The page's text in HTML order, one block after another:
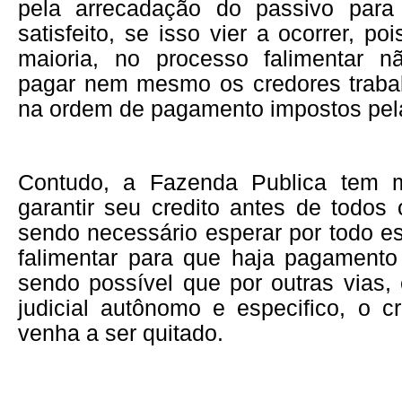
pela arrecadação do passivo
satisfeito, se isso vier a ocorrer,
maioria, no processo falimentar
pagar nem mesmo os credores
na ordem de pagamento impostos
Contudo, a Fazenda Publica tem
garantir seu credito antes de todos
sendo necessário esperar por todo
falimentar para que haja
sendo possível que por outras vias,
judicial autônomo e especifico, o
venha a ser quitado.